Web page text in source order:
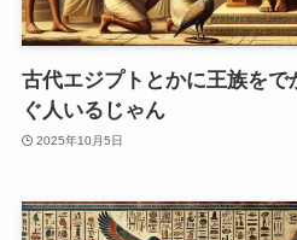
古代エジプトとかに王族を
ぐ人いるじゃん
2025年10月5日